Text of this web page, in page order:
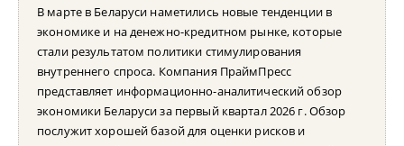
В марте в Беларуси наметились новые тенденции в
экономике и на денежно-кредитном рынке, которые
стали результатом политики стимулирования
внутреннего спроса. Компания ПраймПресс
представляет информационно-аналитический обзор
экономики Беларуси за первый квартал 2026 г. Обзор
послужит хорошей базой для оценки рисков и